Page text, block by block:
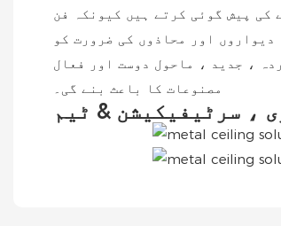
کی پیش گوئی کرتے ہیں کیونکہ فن
اور محاذوں کی ضرورت کو
، جدید ، ماحول دوست اور فعال
مصنوعات کا باعث بنے گی۔
، سرٹیفیکیشن & ٹیم